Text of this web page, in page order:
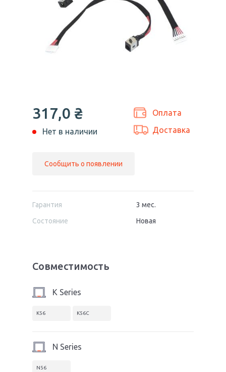
317,0 ₴
Нет в наличии
Сообщить о появлении
Оплата
Доставка
Гарантия
3 мес.
Состояние
Новая
Совместимость
K Series
K56 K56C
N Series
N56